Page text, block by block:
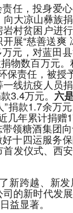
任，投身爱心
大凉山彝族
村贫困户进行
展“慈善送爽
元，对蓝田
物数百万元
责任，被授予
线抗疫人员
3.4万元。 六
捐款1.7余万
年累计捐赠
领糖酒集团
十四运服务
发仪式、西
新跨越、新
的新时代发
益显著。